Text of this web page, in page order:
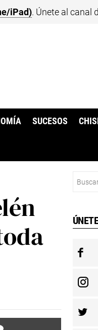
iPad). Únete al canal
SUCESOS